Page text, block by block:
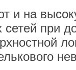
и на
при